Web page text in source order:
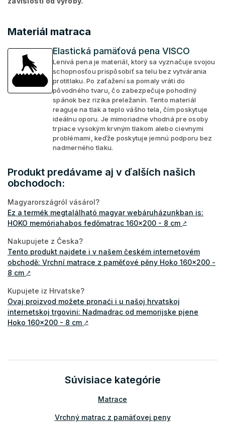
Materiál matraca
Elastická pamäťová pena VISCO
Lenivá pena je materiál, ktorý sa vyznačuje svojou
schopnosťou prispôsobiť sa telu bez vytvárania
protitlaku. Po zaťažení sa pomaly vráti do
pôvodného tvaru, čo zabezpečuje pohodlný
spánok bez rizika preležanín. Tento materiál
reaguje na tlak a teplo vášho tela, čím poskytuje
ideálnu oporu. Je mimoriadne vhodná pre osoby
trpiace vysokým krvným tlakom alebo cievnymi
problémami, keďže poskytuje jemnú podporu bez
nadmerného tlaku.
Produkt predávame aj v ďalších našich
obchodoch:
Magyarországról vásárol?
Ez a termék megtalálható magyar webáruházunkban is:
HOKO memóriahabos fedőmatrac 160x200 - 8 cm ↗
Nakupujete z Česka?
Tento produkt najdete i v našem českém internetovém
obchodě: Vrchní matrace z paměťové pěny Hoko 160x200 -
8 cm ↗
Kupujete iz Hrvatske?
Ovaj proizvod možete pronaći i u našoj hrvatskoj
internetskoj trgovini: Nadmadrac od memorijske pjene
Hoko 160x200 - 8 cm ↗
Súvisiace kategórie
Matrace
Vrchný matrac z pamäťovej peny